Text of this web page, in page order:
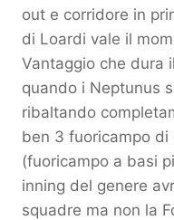
out e corridore in
di Loardi vale il
Vantaggio che dura
quando i Neptunus
ribaltando
ben 3 fuoricampo di
(fuoricampo a basi
inning del genere
squadre ma non la